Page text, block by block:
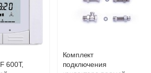
84 396
с
600
ITT.080.200.1200 с
решеткой
GRILL.SGA-20-
600Т,
Комплект
подключения